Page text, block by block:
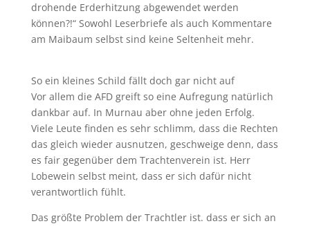
drohende Erderhitzung abgewendet werden
können?!“ Sowohl Leserbriefe als auch Kommentare
am Maibaum selbst sind keine Seltenheit mehr.
So ein kleines Schild fällt doch gar nicht auf
Vor allem die AFD greift so eine Aufregung natürlich
dankbar auf. In Murnau aber ohne jeden Erfolg.
Viele Leute finden es sehr schlimm, dass die Rechten
das gleich wieder ausnutzen, geschweige denn, dass
es fair gegenüber dem Trachtenverein ist. Herr
Lobewein selbst meint, dass er sich dafür nicht
verantwortlich fühlt.
Das größte Problem der Trachtler ist. dass er sich an